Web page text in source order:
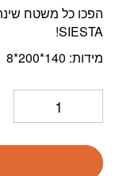
הפכו כל משטח
SIESTA!
מידות: 140*200*8